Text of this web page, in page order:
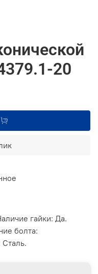
20
гайки: Да.
болта: